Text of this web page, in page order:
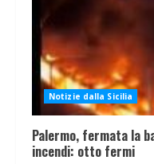
Notizie dalla Sicilia
Palermo, fermata la
incendi: otto fermi